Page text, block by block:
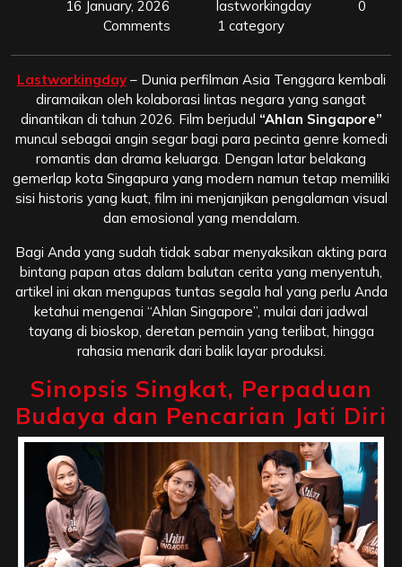
16 January, 2026 lastworkingday
0
Comments
1 category
Lastworkingday– Dunia perfilman Asia Tenggara kembali
diramaikan oleh kolaborasi lintas negara yang sangat
dinantikan di tahun 2026. Film berjudul “Ahlan Singapore”
muncul sebagai angin segar bagi para pecinta genre komedi
romantis dan drama keluarga. Dengan latar belakang
gemerlap kota Singapura yang modern namun tetap memiliki
sisi historis yang kuat, film ini menjanjikan pengalaman visual
dan emosional yang mendalam.
Bagi Anda yang sudah tidak sabar menyaksikan akting para
bintang papan atas dalam balutan cerita yang menyentuh,
artikel ini akan mengupas tuntas segala hal yang perlu Anda
ketahui mengenai “Ahlan Singapore”, mulai dari jadwal
tayang di bioskop, deretan pemain yang terlibat, hingga
rahasia menarik dari balik layar produksi.
Sinopsis Singkat, Perpaduan
Budaya dan Pencarian Jati Diri